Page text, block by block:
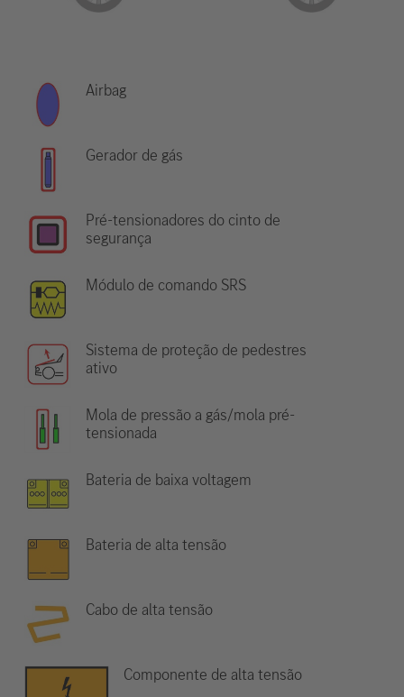
Airbag
Gerador de gás
Pré-tensionadores do cinto de
segurança
Módulo de comando SRS
Sistema de proteção de pedestres
ativo
Mola de pressão a gás/mola pré-
tensionada
Bateria de baixa voltagem
Bateria de alta tensão
Cabo de alta tensão
Componente de alta tensão